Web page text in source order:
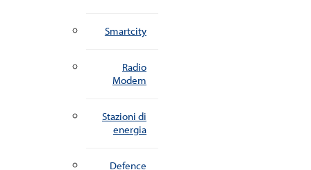
Smartcity
Radio
Modem
Stazioni di
energia
Defence